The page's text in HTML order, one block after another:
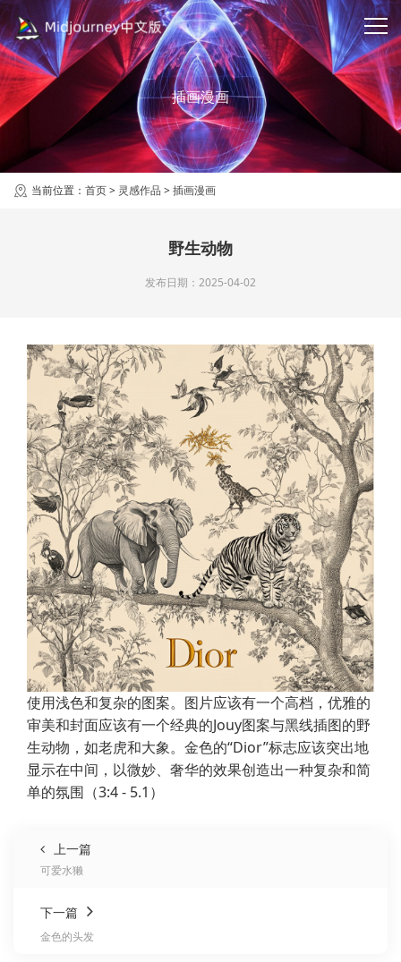
插画漫画
当前位置： 首页> 灵感作品 >插画漫画
野生动物
发布日期：2025-04-02
使用浅色和复杂的图案。图片应该有一个高档，优雅的
审美和封面应该有一个经典的Jouy图案与黑线插图的野
生动物，如老虎和大象。金色的“Dior”标志应该突出地
显示在中间，以微妙、奢华的效果创造出一种复杂和简
单的氛围（3:4 - 5.1）
上一篇
可爱水獭
下一篇
金色的头发